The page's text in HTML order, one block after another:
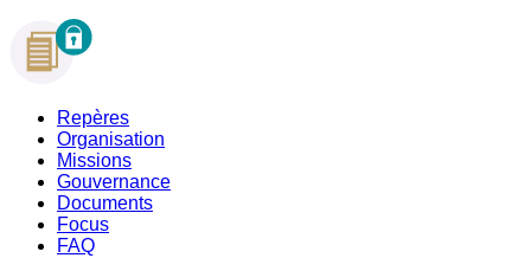
Repères
Organisation
Missions
Gouvernance
Documents
Focus
FAQ